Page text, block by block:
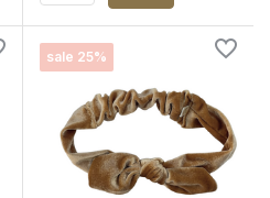
sale 25%